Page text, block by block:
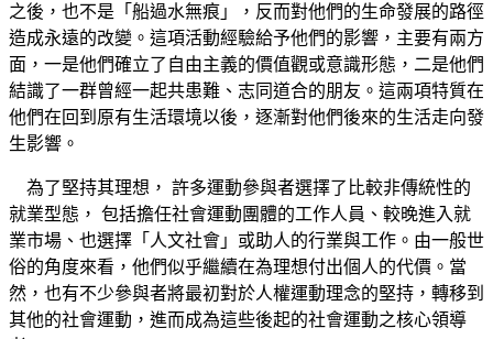
之後，也不是「船過水無痕」，反而對他們的生命發展的路徑
造成永遠的改變。這項活動經驗給予他們的影響，主要有兩方
面，一是他們確立了自由主義的價值觀或意識形態，二是他們
結識了一群曾經一起共患難、志同道合的朋友。這兩項特質在
他們在回到原有生活環境以後，逐漸對他們後來的生活走向發
生影響。
為了堅持其理想， 許多運動參與者選擇了比較非傳統性的
就業型態， 包括擔任社會運動團體的工作人員、較晚進入就
業市場、也選擇「人文社會」或助人的行業與工作。由一般世
俗的角度來看，他們似乎繼續在為理想付出個人的代價。當
然，也有不少參與者將最初對於人權運動理念的堅持，轉移到
其他的社會運動，進而成為這些後起的社會運動之核心領導